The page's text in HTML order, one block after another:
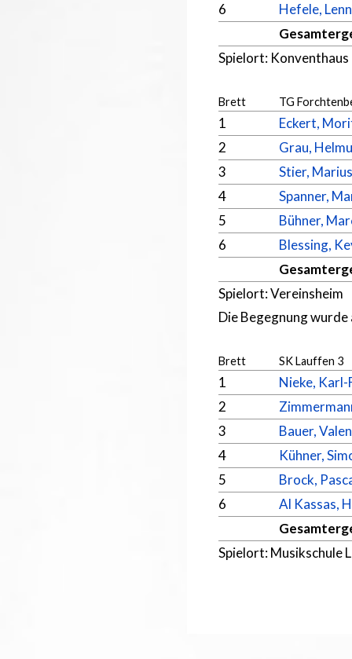
6
Hefele,
Spielort: Konventhaus
Brett TG
1
Eckert,
2
Grau,
3
Stier, Marius
4
Spanner,
5
Bühner,
6
Blessing,
Spielort: Vereinsheim
Die Begegnung
Brett SK Lauffen 3
1
Nieke,
2
3
Bauer,
4
Kühner,
5
Brock,
6
Al Kassas,
Spielort: Musikschule